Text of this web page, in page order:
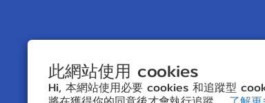
此網站使用 cookies
Hi, 本網站使用必要 cookies 和追蹤型